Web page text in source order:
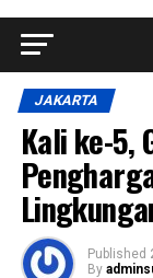
JAKARTA
Kali ke-5,
Published
By